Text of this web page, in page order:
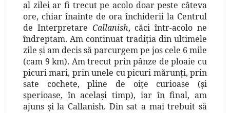
al zilei ar fi trecut pe acolo doar peste câteva
ore, chiar înainte de ora închiderii la Centrul
de Interpretare Callanish, căci într-acolo ne
îndreptam. Am continuat tradiţia din ultimele
zile şi am decis să parcurgem pe jos cele 6 mile
(cam 9 km). Am trecut prin pânze de ploaie cu
picuri mari, prin unele cu picuri mărunţi, prin
sate cochete, pline de oiţe curioase (şi
sperioase, în acelaşi timp), iar în final, am
ajuns şi la Callanish. Din sat a mai trebuit să